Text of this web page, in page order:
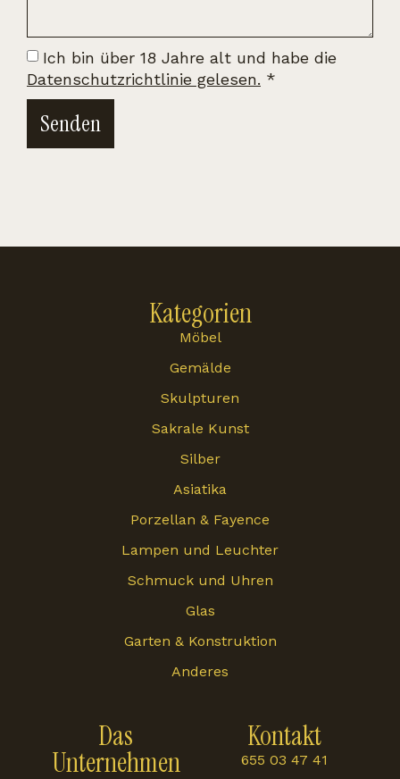
Ich bin über 18 Jahre alt und habe die
Datenschutzrichtlinie gelesen. *
Senden
Das
Unternehmen
Kontakt
655 03 47 41
Kategorien
Möbel
Gemälde
Skulpturen
Sakrale Kunst
Silber
Asiatika
Porzellan & Fayence
Lampen und Leuchter
Schmuck und Uhren
Glas
Garten & Konstruktion
Anderes